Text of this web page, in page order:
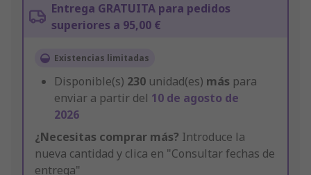
Entrega GRATUITA para pedidos
superiores a 95,00 €
Existencias limitadas
Disponible(s) 230 unidad(es) más para
enviar a partir del 10 de agosto de
2026
¿Necesitas comprar más? Introduce la
nueva cantidad y clica en "Consultar fechas de
entrega"